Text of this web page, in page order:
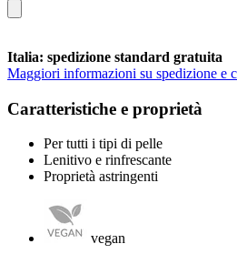
Italia: spedizione standard gratuita
Maggiori informazioni su spedizione e
Caratteristiche e proprietà
Per tutti i tipi di pelle
Lenitivo e rinfrescante
Proprietà astringenti
vegan